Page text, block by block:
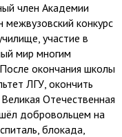
член Академии
межвузовский конкурс
участие в
мир многим
окончания школы
ЛГУ, окончить
Отечественная
добровольцем на
блокада,